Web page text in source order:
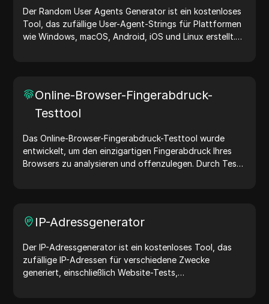
Der Random User Agents Generator ist ein kostenloses
Tool, das zufällige User-Agent-Strings für Plattformen
wie Windows, macOS, Android, iOS und Linux erstellt.
noch heute User-Agents!
Online-Browser-Fingerabdruck-
Testtool
Das Online-Browser-Fingerabdruck-Testtool wurde
entwickelt, um den einzigartigen Fingerabdruck Ihres
Browsers zu analysieren und offenzulegen. Durch Tests
IP-Adressgenerator
Der IP-Adressgenerator ist ein kostenloses Tool, das
zufällige IP-Adressen für verschiedene Zwecke
generiert, einschließlich Website-Tests,